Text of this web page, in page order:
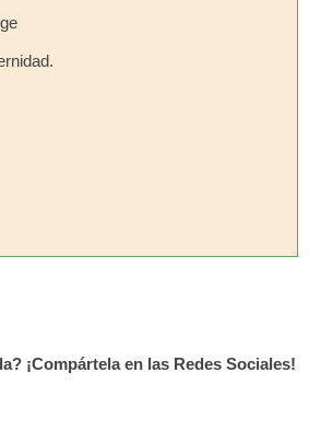
¡Compártela en las Redes Sociales!